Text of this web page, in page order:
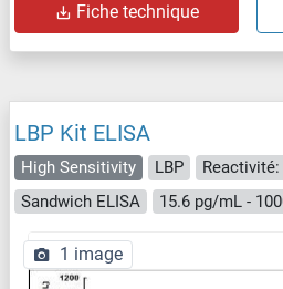
Fiche technique
LBP Kit ELISA
High Sensitivity LBP Reactivité:
Sandwich ELISA
15.6 pg/mL -
1 image